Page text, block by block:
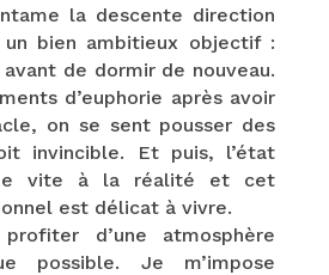
la descente direction
un bien ambitieux objectif :
de dormir de nouveau.
d’euphorie après avoir
on se sent pousser des
invincible. Et puis, l’état
vite à la réalité et cet
est délicat à vivre.
d’une atmosphère
possible. Je m’impose